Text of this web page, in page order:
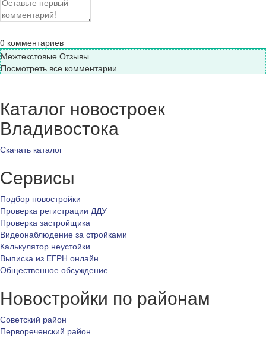
0 комментариев
Межтекстовые Отзывы
Посмотреть все комментарии
Каталог новостроек
Владивостока
Скачать каталог
Сервисы
Подбор новостройки
Проверка регистрации ДДУ
Проверка застройщика
Видеонаблюдение за стройками
Калькулятор неустойки
Выписка из ЕГРН онлайн
Общественное обсуждение
Новостройки по районам
Советский район
Первореченский район